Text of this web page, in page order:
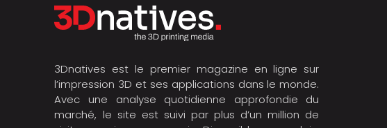
3Dnatives est le premier magazine en ligne sur
l’impression 3D et ses applications dans le monde.
Avec une analyse quotidienne approfondie du
marché, le site est suivi par plus d’un million de